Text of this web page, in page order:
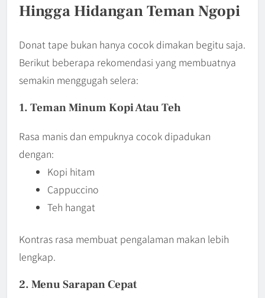
Hingga Hidangan Teman Ngopi
Donat tape bukan hanya cocok dimakan begitu saja.
Berikut beberapa rekomendasi yang membuatnya
semakin menggugah selera:
1. Teman Minum Kopi Atau Teh
Rasa manis dan empuknya cocok dipadukan
dengan:
Kopi hitam
Cappuccino
Teh hangat
Kontras rasa membuat pengalaman makan lebih
lengkap.
2. Menu Sarapan Cepat